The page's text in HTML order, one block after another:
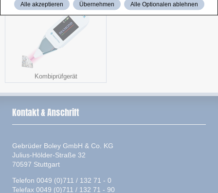
Kombiprüfgerät
Alle akzeptieren Übernehmen Alle Optionalen ablehnen
Kontakt & Anschrift
Gebrüder Boley GmbH & Co. KG
Julius-Hölder-Straße 32
70597 Stuttgart
Telefon 0049 (0)711 / 132 71 - 0
Telefax 0049 (0)711 / 132 71 - 90